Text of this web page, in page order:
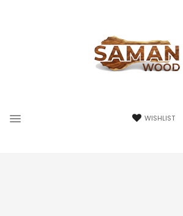
WISHLIST